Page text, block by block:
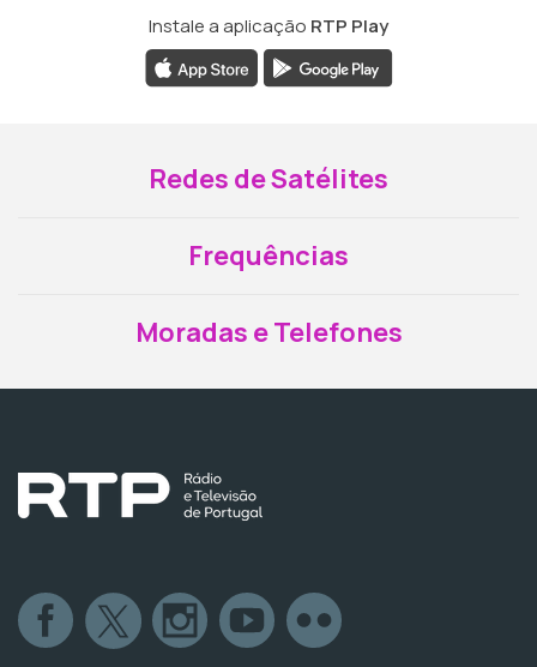
Instale a aplicação RTP Play
Redes de Satélites
Frequências
Moradas e Telefones